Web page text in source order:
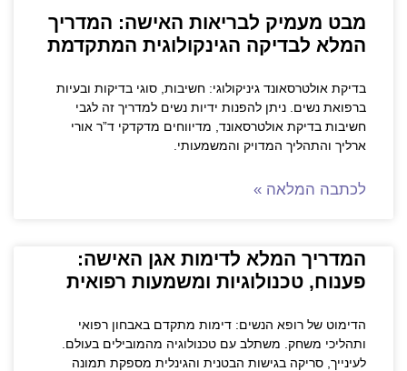
מבט מעמיק לבריאות האישה: המדריך
המלא לבדיקה הגינקולוגית המתקדמת
בדיקת אולטרסאונד גיניקולוגי: חשיבות, סוגי בדיקות ובעיות
ברפואת נשים. ניתן להפנות ידיות נשים למדריך זה לגבי
חשיבות בדיקת אולטרסאונד, מדיווחים מדקדקי ד”ר אורי
ארליך והתהליך המדויק והמשמעותי.
לכתבה המלאה »
המדריך המלא לדימות אגן האישה:
פענוח, טכנולוגיות ומשמעות רפואית
הדימוט של רופא הנשים: דימות מתקדם באבחון רפואי
ותהליכי משחק. משתלב עם טכנולוגיה מהמובילים בעולם.
לעינייך, סריקה בגישות הבטנית והגינלית מספקת תמונה